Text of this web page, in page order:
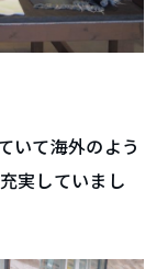
いて海外のよう
実していまし